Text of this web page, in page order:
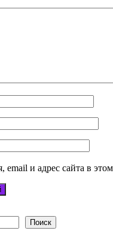
email и адрес сайта в
Поиск